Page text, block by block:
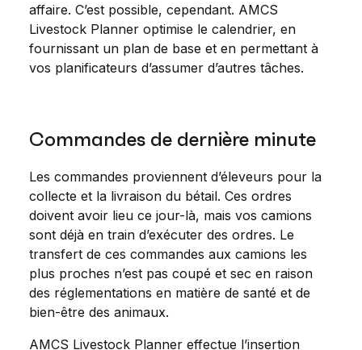
affaire. C’est possible, cependant. AMCS
Livestock Planner optimise le calendrier, en
fournissant un plan de base et en permettant à
vos planificateurs d’assumer d’autres tâches.
Commandes de dernière minute
Les commandes proviennent d’éleveurs pour la
collecte et la livraison du bétail. Ces ordres
doivent avoir lieu ce jour-là, mais vos camions
sont déjà en train d’exécuter des ordres. Le
transfert de ces commandes aux camions les
plus proches n’est pas coupé et sec en raison
des réglementations en matière de santé et de
bien-être des animaux.
AMCS Livestock Planner effectue l’insertion